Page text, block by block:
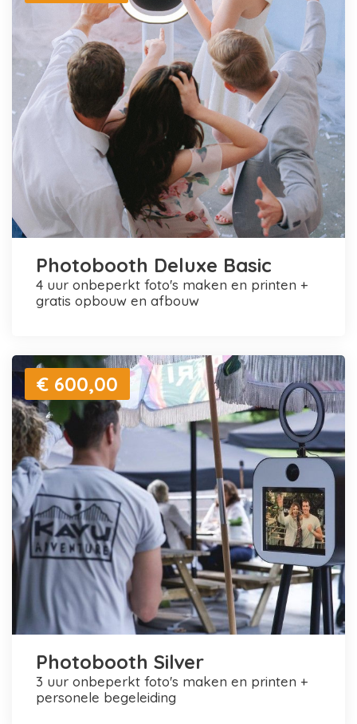
Photobooth Deluxe Basic
4 uur onbeperkt foto's maken en printen +
gratis opbouw en afbouw
€ 600,00
Photobooth Silver
3 uur onbeperkt foto's maken en printen +
personele begeleiding